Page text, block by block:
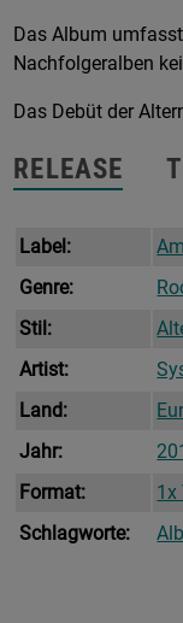
Das Album
Nachfolgeralben
Das Debüt der
RELEASE
Label:
Genre:
Stil:
Artist:
Land:
Jahr:
Format:
1x
Schlagworte: